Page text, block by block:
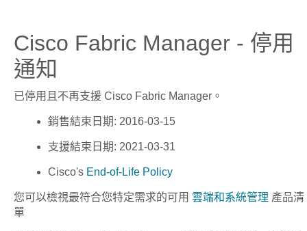
Cisco Fabric Manager - 停用
通知
已停用且不再支援 Cisco Fabric Manager 。
銷售結束日期: 2016-03-15
支援結束日期: 2021-03-31
Cisco's End-of-Life Policy
您可以檢視最符合您特定需求的可用 雲端和系統管理 產品清
單